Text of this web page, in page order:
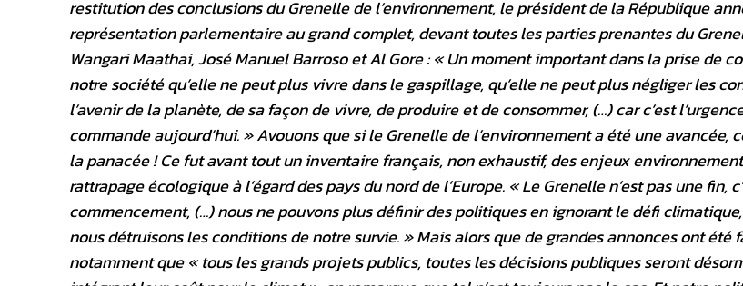
restitution des conclusions du Grenelle de l’environnement, le président de la République
représentation parlementaire au grand complet, devant toutes les parties prenantes du
Wangari Maathai, José Manuel Barroso et Al Gore : « Un moment important dans la prise de
notre société qu’elle ne peut plus vivre dans le gaspillage, qu’elle ne peut plus négliger les
l’avenir de la planète, de sa façon de vivre, de produire et de consommer, (…) car c’est
commande aujourd’hui. » Avouons que si le Grenelle de l’environnement a été une avancée,
la panacée ! Ce fut avant tout un inventaire français, non exhaustif, des enjeux
rattrapage écologique à l’égard des pays du nord de l’Europe. « Le Grenelle n’est pas une fin,
commencement, (…) nous ne pouvons plus définir des politiques en ignorant le défi
nous détruisons les conditions de notre survie. » Mais alors que de grandes annonces ont été
notamment que « tous les grands projets publics, toutes les décisions publiques seront